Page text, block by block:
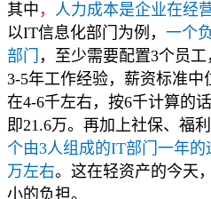
其中 ， 人力成本是企业在经
以IT信息化部门为例， 一个
部门
，至少需要配置3个员
3-5年工作经验，薪资标准
在4-6千左右，按6千计算的
即21.6万。再加上社保、福
个由3人组成的IT部门一年
万左右。这在轻资产的今天
小的负担。